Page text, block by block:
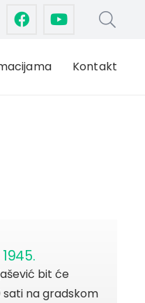
Kontakt
1945.
bit će
sati na gradskom